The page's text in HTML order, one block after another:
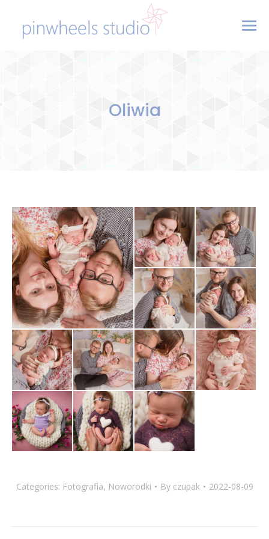
Oliwia
Categories: Fotografia, Noworodki By czupak 2022-08-09